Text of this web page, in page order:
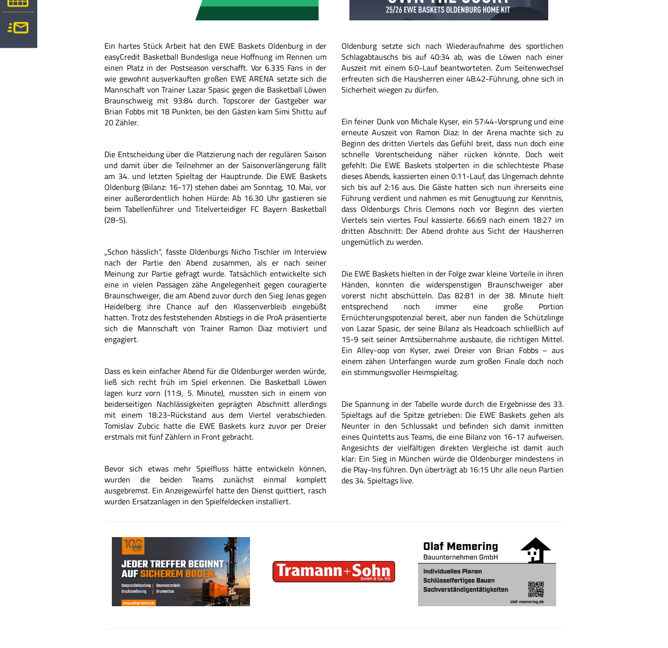
Ein hartes Stück Arbeit hat den EWE Baskets Oldenburg in der
easyCredit Basketball Bundesliga neue Hoffnung im Rennen um
einen Platz in der Postseason verschafft. Vor 6.335 Fans in der
wie gewohnt ausverkauften großen EWE ARENA setzte sich die
Mannschaft von Trainer Lazar Spasic gegen die Basketball Löwen
Braunschweig mit 93:84 durch. Topscorer der Gastgeber war
Brian Fobbs mit 18 Punkten, bei den Gästen kam Simi Shittu auf
20 Zähler.
Die Entscheidung über die Platzierung nach der regulären Saison
und damit über die Teilnehmer an der Saisonverlängerung fällt
am 34. und letzten Spieltag der Hauptrunde. Die EWE Baskets
Oldenburg (Bilanz: 16-17) stehen dabei am Sonntag, 10. Mai, vor
einer außerordentlich hohen Hürde: Ab 16.30 Uhr gastieren sie
beim Tabellenführer und Titelverteidiger FC Bayern Basketball
(28-5).
„Schon hässlich“, fasste Oldenburgs Nicho Tischler im Interview
nach der Partie den Abend zusammen, als er nach seiner
Meinung zur Partie gefragt wurde. Tatsächlich entwickelte sich
eine in vielen Passagen zähe Angelegenheit gegen couragierte
Braunschweiger, die am Abend zuvor durch den Sieg Jenas gegen
Heidelberg ihre Chance auf den Klassenverbleib eingebüßt
hatten. Trotz des feststehenden Abstiegs in die ProA präsentierte
sich die Mannschaft von Trainer Ramon Diaz motiviert und
engagiert.
Dass es kein einfacher Abend für die Oldenburger werden würde,
ließ sich recht früh im Spiel erkennen. Die Basketball Löwen
lagen kurz vorn (11:9, 5. Minute), mussten sich in einem von
beiderseitigen Nachlässigkeiten geprägten Abschnitt allerdings
mit einem 18:23-Rückstand aus dem Viertel verabschieden.
Tomislav Zubcic hatte die EWE Baskets kurz zuvor per Dreier
erstmals mit fünf Zählern in Front gebracht.
Bevor sich etwas mehr Spielfluss hätteentwickeln können,
wurden die beiden Teams zunächst einmal komplett
ausgebremst. Ein Anzeigewürfel hatte den Dienstquittiert, rasch
wurden Ersatzanlagen in den Spielfeldecken installiert.
Oldenburg setzte sich nach Wiederaufnahme des sportlichen
Schlagabtauschs bis auf 40:34 ab, was die Löwen nach einer
Auszeit mit einem 6:0-Lauf beantworteten. Zum Seitenwechsel
erfreuten sich die Hausherren einer 48:42-Führung, ohne sich in
Sicherheit wiegen zu dürfen.
Ein feiner Dunk von Michale Kyser, ein 57:44-Vorsprung und eine
erneute Auszeit von Ramon Diaz: In der Arena machte sich zu
Beginn des dritten Viertels das Gefühl breit, dass nun doch eine
schnelle Vorentscheidung näher rücken könnte. Doch weit
gefehlt: Die EWE Baskets stolperten in die schlechteste Phase
dieses Abends, kassierten einen 0:11-Lauf, das Ungemach dehnte
sich bis auf 2:16 aus. Die Gäste hatten sich nun ihrerseits eine
Führung verdient und nahmen es mit Genugtuung zur Kenntnis,
dass Oldenburgs Chris Clemons noch vor Beginn des vierten
Viertels sein viertes Foul kassierte. 66:69 nach einem 18:27 im
dritten Abschnitt: Der Abend drohte aus Sicht der Hausherren
ungemütlich zu werden.
Die EWE Baskets hielten in der Folge zwar kleine Vorteile in ihren
Händen, konnten die widerspenstigen Braunschweiger aber
vorerst nicht abschütteln. Das 82:81 in der 38. Minute hielt
entsprechend noch immer eine große Portion
Ernüchterungspotenzial bereit, aber nun fanden die Schützlinge
von Lazar Spasic, der seine Bilanz als Headcoach schließlich auf
15-9 seit seiner Amtsübernahme ausbaute, die richtigen Mittel.
Ein Alley-oop von Kyser, zwei Dreier von Brian Fobbs – aus
einem zähen Unterfangen wurde zum großen Finale doch noch
ein stimmungsvoller Heimspieltag.
Die Spannung in der Tabelle wurde durch die Ergebnisse des 33.
Spieltags auf die Spitze getrieben: Die EWE Baskets gehen als
Neunter in den Schlussakt und befinden sich damit inmitten
eines Quintetts aus Teams, die eine Bilanz von 16-17 aufweisen.
Angesichts der vielfältigen direkten Vergleiche ist damit auch
klar: Ein Sieg in München würde die Oldenburger mindestens in
die Play-Ins führen. Dyn überträgt ab 16:15 Uhr alle neun Partien
des 34. Spieltags live.